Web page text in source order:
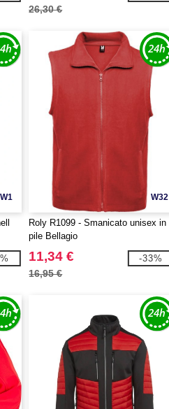
26,30 €
W1 W32
Roly R1099 - Smanicato unisex in
pile Bellagio
11,34 €
16,95 €
-33%